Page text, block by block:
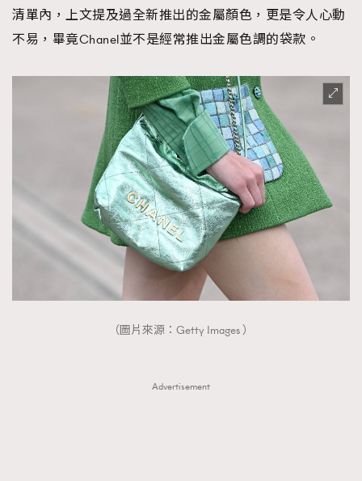
清單內，上文提及過全新推出的金屬顏色，更是令人心動
不易，畢竟Chanel並不是經常推出金屬色調的袋款。
（圖片來源：Getty Images ）
Advertisement